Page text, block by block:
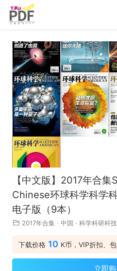
【中文版】2017年合
Chinese环球科学科学
电子版（9本）
2017年合集 · 中国 · 科学科研科技
下载价格 10 K币，VIP折扣、
立即